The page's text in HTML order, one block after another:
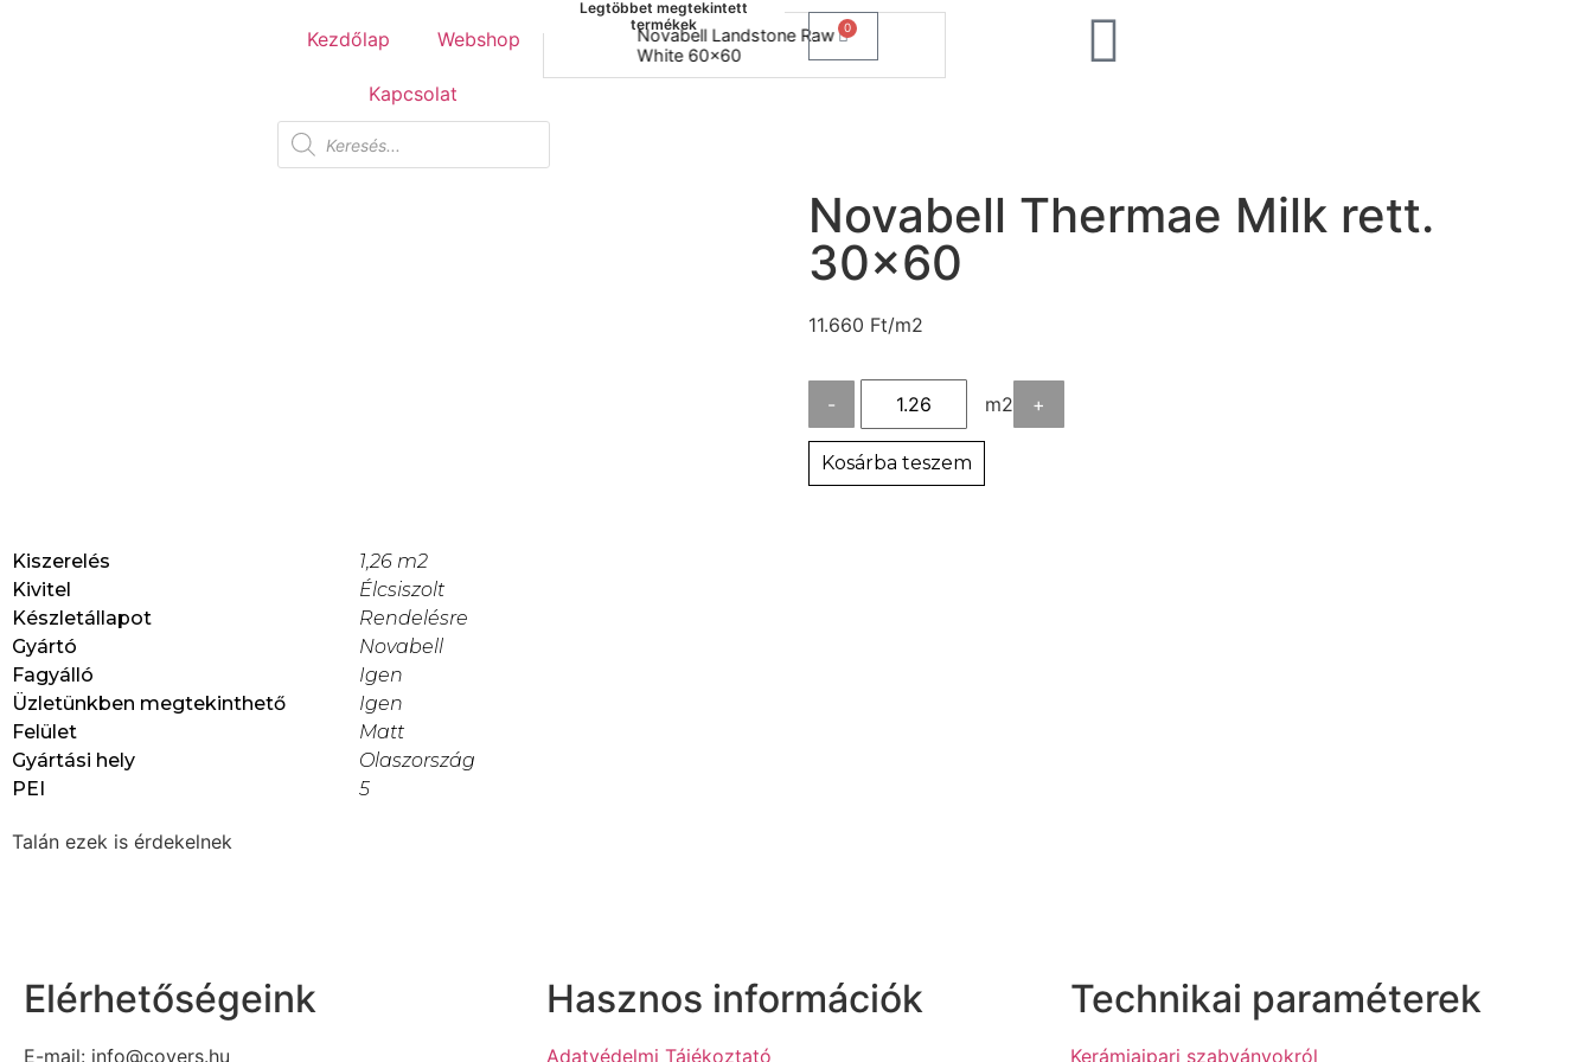
Kezdőlap Webshop
Kapcsolat
Legtöbbet megtekintett
termékek
Tuscania Durango Medium
Novabell Landstone Raw
White 60x60
0
Novabell Thermae Milk rett.
30×60
11.660 Ft/m2
- m2 +
Kosárba teszem
Kiszerelés
1,26 m2
Kivitel
Élcsiszolt
Készletállapot
Rendelésre
Gyártó
Novabell
Fagyálló
Igen
Üzletünkben megtekinthető
Igen
Felület
Matt
Gyártási hely
Olaszország
PEI
5
Talán ezek is érdekelnek
Elérhetőségeink
E-mail: info@covers.hu
Hasznos információk
Adatvédelmi Tájékoztató
Technikai paraméterek
Kerámiaipari szabványokról